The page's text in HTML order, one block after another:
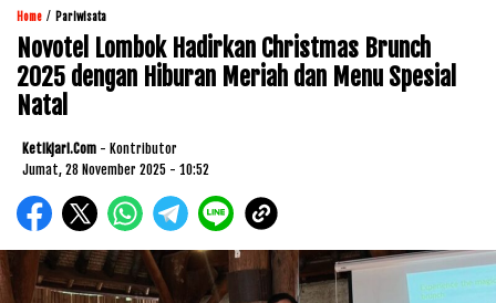
Home / Pariwisata
Novotel Lombok Hadirkan Christmas Brunch
2025 dengan Hiburan Meriah dan Menu Spesial
Natal
Ketikjari.com - Kontributor
Jumat, 28 November 2025 - 10:52